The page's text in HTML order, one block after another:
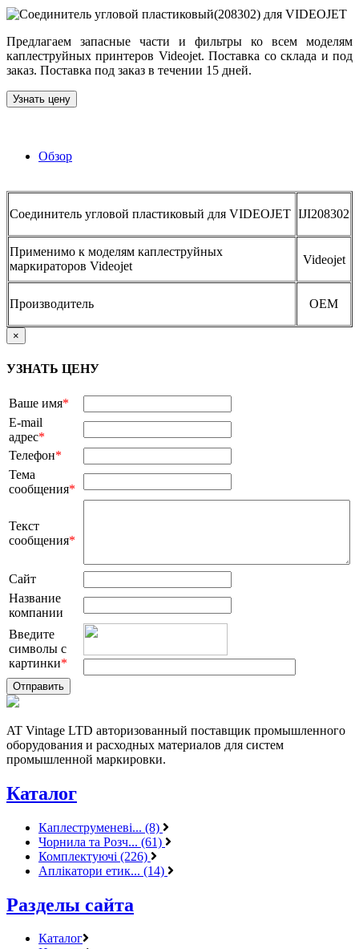
Предлагаем запасные части и фильтры ко всем моделям
каплеструйных принтеров Videojet. Поставка со склада и под
заказ. Поставка под заказ в течении 15 дней.
Узнать цену
Обзор
Соединитель угловой пластиковый для VIDEOJET IJI208302
Применимо к моделям каплеструйных
маркираторов Videojet
Videojet
Производитель OEM
×
УЗНАТЬ ЦЕНУ
Ваше имя*
E-mail
адрес*
Телефон*
Тема
сообщения*
Текст
сообщения*
Сайт
Название
компании
Введите
символы с
картинки*
AT Vintage LTD авторизованный поставщик промышленного
оборудования и расходных материалов для систем
промышленной маркировки.
Каталог
Каплеструменеві... (8)
Чорнила та Розч... (61)
Комплектуючі (226)
Аплікатори етик... (14)
Разделы сайта
Каталог